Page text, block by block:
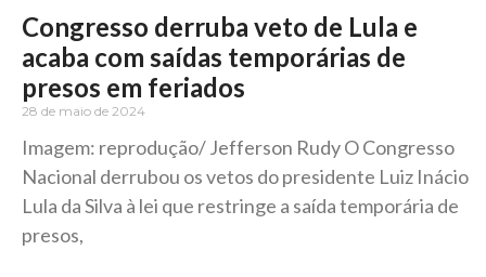
Congresso derruba veto de Lula e
acaba com saídas temporárias de
presos em feriados
28 de maio de 2024
Imagem: reprodução/ Jefferson Rudy O Congresso
Nacional derrubou os vetos do presidente Luiz Inácio
Lula da Silva à lei que restringe a saída temporária de
presos,